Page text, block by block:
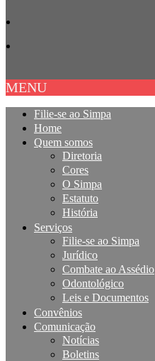
MENU
Filie-se ao Simpa
Home
Quem somos
Diretoria
Cores
O Simpa
Estatuto
História
Serviços
Filie-se ao Simpa
Jurídico
Combate ao Assédio
Odontológico
Leis e Documentos
Convênios
Comunicação
Notícias
Boletins